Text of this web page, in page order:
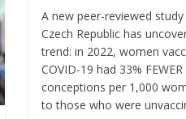
A new peer-reviewed
Czech Republic has
trend: in 2022, women
COVID-19 had 33%
conceptions per 1,000
to those who were